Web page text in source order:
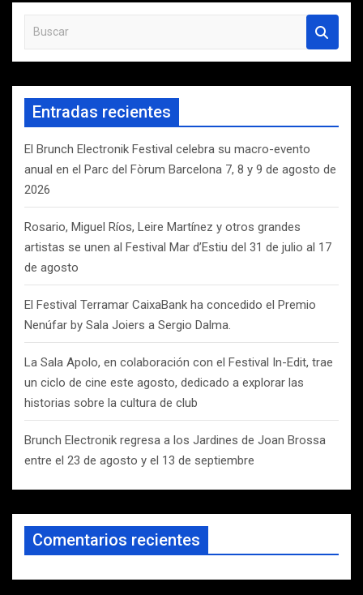
s
c
r
Entradas recientes
El Brunch Electronik Festival celebra su macro-evento
anual en el Parc del Fòrum Barcelona 7, 8 y 9 de agosto de
2026
Rosario, Miguel Ríos, Leire Martínez y otros grandes
artistas se unen al Festival Mar d’Estiu del 31 de julio al 17
de agosto
El Festival Terramar CaixaBank ha concedido el Premio
Nenúfar by Sala Joiers a Sergio Dalma.
La Sala Apolo, en colaboración con el Festival In-Edit, trae
un ciclo de cine este agosto, dedicado a explorar las
historias sobre la cultura de club
Brunch Electronik regresa a los Jardines de Joan Brossa
entre el 23 de agosto y el 13 de septiembre
Comentarios recientes